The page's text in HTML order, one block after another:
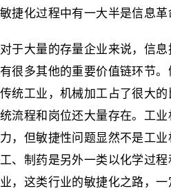
敏捷化过程中有一大半是信息革
对于大量的存量企业来说，信
有很多其他的重要价值链环节
传统工业，机械加工占了很大
统流程和岗位还大量存在。工
力，但敏捷性问题显然不是工
工、制药是另外一类以化学过
业，这类行业的敏捷化之路，一